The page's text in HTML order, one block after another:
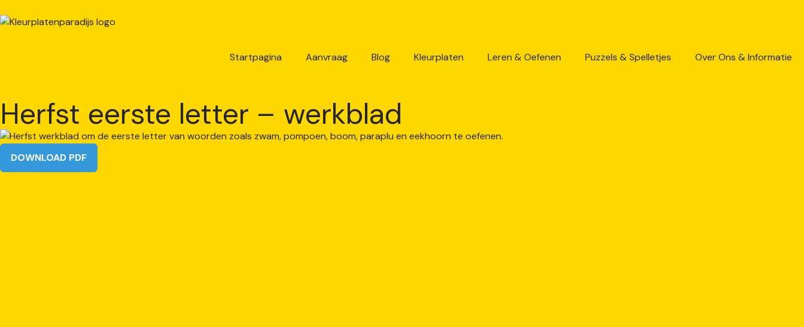
Startpagina Aanvraag Blog Kleurplaten Leren & Oefenen Puzzels & Spelletjes Over Ons & Informatie
Herfst eerste letter – werkblad
DOWNLOAD PDF